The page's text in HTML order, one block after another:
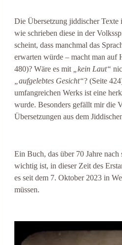
Die Übersetzung jiddischer
wie schrieben diese in der
scheint, dass manchmal das
erwarten würde – macht man auf
480)? Wäre es mit „kein Laut“
„aufgelebtes Gesicht“? (Seite
umfangreichen Werks ist eine
wurde. Besonders gefällt mir die
Übersetzungen aus dem
Ein Buch, das über 70 Jahre
wichtig ist, in dieser Zeit des
es seit dem 7. Oktober 2023 in
müssen.